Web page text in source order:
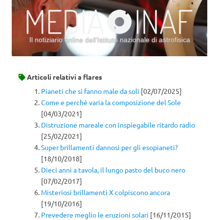
Il notiziario online dell’Istituto nazionale di astrofisica
Articoli relativi a flares
Pianeti che si fanno male da soli [02/07/2025]
Come e perché varia la composizione del Sole
[04/03/2021]
Distruzione mareale con inspiegabile ritardo radio
[25/02/2021]
Super brillamenti dannosi per gli esopianeti?
[18/10/2018]
Dieci anni a tavola, il lungo pasto del buco nero
[07/02/2017]
Misteriosi brillamenti X colpiscono ancora
[19/10/2016]
Prevedere meglio le eruzioni solari [16/11/2015]